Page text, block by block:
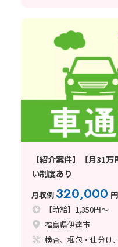
【紹介案件】【月31
い制度あり
月収例 320,000 円
【時給】1,350円～
福島県伊達市
検査、梱包・仕分け